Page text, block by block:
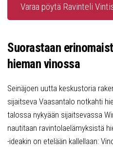
Varaa pöytä Ravinteli
Suorastaan
hieman vinossa
Seinäjoen uutta keskustoria
sijaitseva Vaasantalo notkahti
talossa nykyään sijaitsevassa
nautitaan ravintolaelämyksistä
-ideakin on etelään kallellaan: